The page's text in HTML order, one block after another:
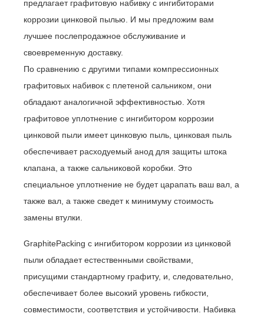
предлагает графитовую набивку с ингибиторами
коррозии цинковой пылью. И мы предложим вам
лучшее послепродажное обслуживание и
своевременную доставку.
По сравнению с другими типами компрессионных
графитовых набивок с плетеной сальником, они
обладают аналогичной эффективностью. Хотя
графитовое уплотнение с ингибитором коррозии
цинковой пыли имеет цинковую пыль, цинковая пыль
обеспечивает расходуемый анод для защиты штока
клапана, а также сальниковой коробки. Это
специальное уплотнение не будет царапать ваш вал, а
также вал, а также сведет к минимуму стоимость
замены втулки.
GraphitePacking с ингибитором коррозии из цинковой
пыли обладает естественными свойствами,
присущими стандартному графиту, и, следовательно,
обеспечивает более высокий уровень гибкости,
совместимости, соответствия и устойчивости. Набивка